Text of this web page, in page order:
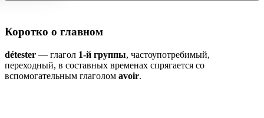
Коротко о главном
détester — глагол 1-й группы, частоупотребимый,
переходный, в составных временах спрягается со
вспомогательным глаголом avoir.